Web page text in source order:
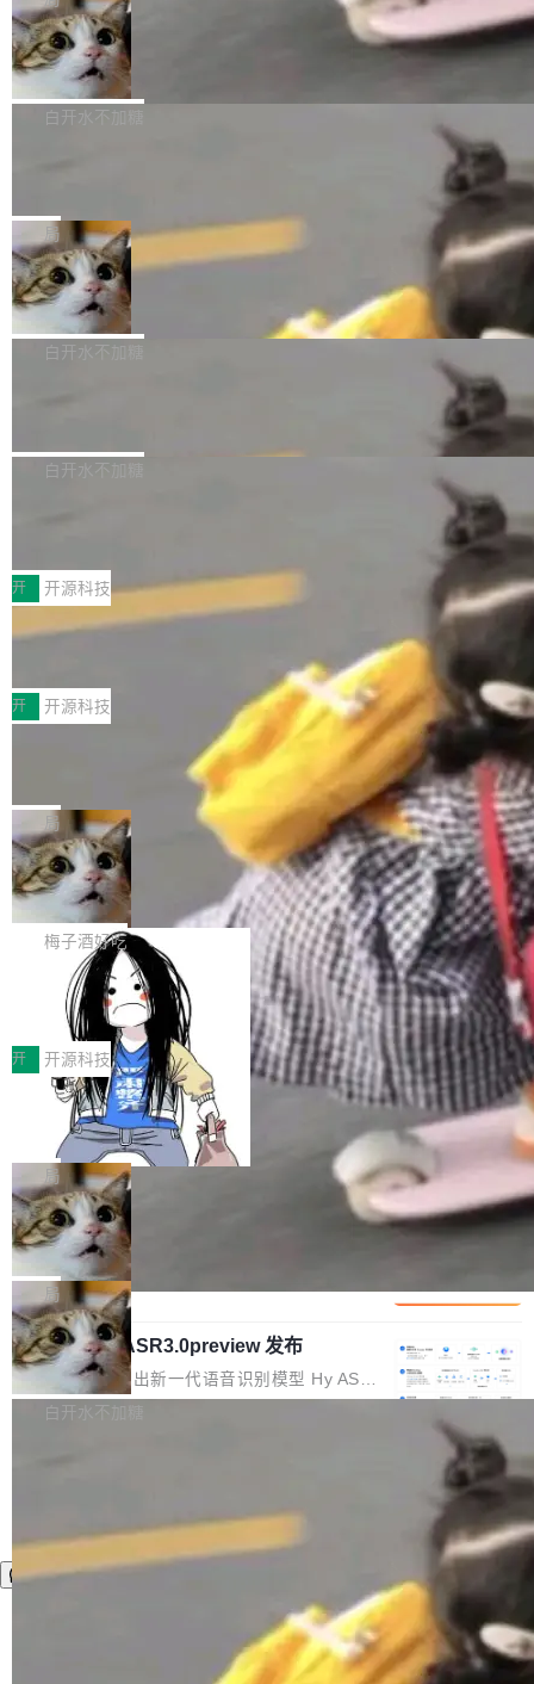
l 迁移或唤醒时，新宿主从 S3 恢复 SQLite 数据
库继续执行。存储库是持久化的唯一真相...
te 17 Pro、OPPO K15，要么是vivo X300 E这
样的次旗舰。 Galaxy Z Fold8 Ultra / Z Fold8 /
Z Flip8三款折叠屏新机均在7月22日发布，且全
部搭载骁龙8 Elite Gen5 for Galaxy，它们本该
本控制系统。目前处于 Early Access 阶段。 De
ltaDB 的核心思路直接写在 landing page 最显
眼的位置：「Software is made between com
mits」——软件是在 commit 之间写出来的。git
是把这段空隙补上。 回退到任何一次编辑：Delt
aDB 捕获 commit 之间的每一次操作，...
SpaceXAI 单季资本开支达 183 亿美元
根据风险投资人Tomer Tunguz 博客（VC 分
析）披露的最新分析与第二季度业绩报告，Spac
微软同期总资本开支的四成。 与亚马逊、Alpha
bet、微软以及 Meta 等传统科技巨头相比，Spa
ceXAI的资金消耗速度尤为引人瞩目。然而，支
撑庞大支出的资金来源却呈现出截然不同的面
貌。数据显示，微软和 Meta 主要依托充沛的经
白开水不加糖
一个在终端里运行的编程 agent；Muse Spark
1.2，驱动这个 agent 的新模型。一句话概括：
你可以用 curl -fsSL https://dev.meta.ai/install.
sh | bash 安装一个能在大项目里自动规划、写
代码、验证结果的 AI 终端工具。 据介绍，Muse
个主 agent 循环，外加一组后台 agent。这些后
局
美团开源 LoHoSearch，用知识图谱校
准 AI 能力认知
机器出题的前提，是让机器拥有全局视野。整个
构建流程可以分为四个环节：建图 → 控制难度
白开水不加糖
库，并将作为transport接入Mooncake TENT。
MPComm将作为一种传输引擎接入Mooncake T
ENT，实现零拷贝传输性能提升30%、非零拷贝
传输性能最高提升5倍。UCL-MPComm底层基
于自研UCL-Engine通信引擎，后续腾讯网平将
持续开源更多基于UCL-Engine的高性能通信组
件。 腾讯网平团队在UCL-MPComm中实现了一
个独立于业务线程的全局通信引擎（Engine），
白开水不加糖
型案例入选名单》，深信服“面向企业研发场景的
开源 AI 编程平台 CoStrict 应用”凭借卓越的技术
创新与落地成效成功入选。 全链路私有化部署，
助力企业AI研发安全落地 当前，越来越多企业已
经开始引入 AI Coding 工具，通过调用公有云模
型或企业内部部署模型提升研发效率。但随着 AI
Coding 从个人辅助工具逐步走向团队级、组织
级应用，企业在规模化落地过程中，对安全性、
可控性和代码质量提出了更高要求。 首先是数据
安全与合规要求。对于大多数普通研发场景，公
有云模型能够满足快速试用和效率提升的需求。
但对于金融、能源、医疗等对数据安全要求较...
开 开源科技
深信服AI算力网关入选工信部人工智能
前不久，工业和信息化部正式发布《2025年人工
智能应用典型案例名单》，集中展示人工智能在
各领域的应用成果，覆盖技术底座、行业赋能、
产品应用、支撑保障、专题等五大方向。深信服
AI算力网关（AI创新平台）成功入选！ 随着各行
各业的Agent走向规模化建设，算力构成形态逐
渐丰富，用户关注的重点也在发生变化：不只是
让AI用起来，还要进一步看清混合算力时代下，
Token花在哪里、算力是否被充分利用，以及持
续增长的AI成本该如何优化。 深信服AI算力网关
正是围绕这些实际问题，从Token治理和成本治
理两个方面，让用户的每一份算力都看得清、管
得住、用得稳、省得下、更安全！ 一、从现在开
始，Token使用一目...
开 开源科技
Jeff Dean 离开 Google：一个时代的结
束，一个实验室的开始
Google 员工编号 20。MapReduce 作者之一。
Bigtable 作者之一。TensorFlow 的作者之一。
Gemini 的架构师。Google 首席科学家。 Jeff D
ean 在 Google 工作了 27 年后，宣布离职。 他
不是一个人走。一同离开的还有 Sanjay Ghema
wat（Google 员工编号 23，Jeff Dean 二十多
年的编程搭档，MapReduce 和 Bigtable 的共同
作者）、Quoc Le（Google 大脑核心成员，Se
q2Seq 和 DocAI 的共同发明人）以及 Oriol Vin
yals（Gemini 联合负责人，AlphaSta...
局
🔥 SolonCode v2026.8.4 发布：界面
字体可调、22 种语言、记忆搜索增强
打开终端就能上岗的全中文编码智能体，这一轮
把「看得清、用母语、记得住」三件事一次补
齐。 SolonCode 是什么 SolonCode 是杭州无
耳科技研发的企业级终端编码智能体——一位全
中文驱动的数字员工，自主理解需求、规划步
骤、编写代码。不挑模型、不挑平台，curl 一行
装完即用。 开源地址：Gitee · GitCode · GitHu
b 安装 支持 Java 8+（8~26）、macOS / Linu
x / Windows / Harmony PC。 # macOS / Linu
x / Harmony PC curl -fsSL https://solon.noea
r.org/solon...
梅子酒好吃
让“代码语义理解”深度释放AI Coding
价值潜能：华为云码道（CodeArts）
代码仓技术解析
一、代码仓深度理解技术的作用与价值 在软件工
程实践中，代码仓是企业核心知识资产的主要载
体。企业级代码仓库通常包含数十万乃至数百万
个文件，其规模远超单次模型调用可承载的上下
文窗口。随着项目规模的持续扩张与代码历史的
不断累积，代码仓中的模块关系、接口契约、业
务逻辑等关键信息往往分散于数十乃至数百个文
件之中，形成高度复杂的知识关联网络。传统的
代码检索手段（如关键词匹配、目录遍历）仅能
在语法层面完成文本定位，难以触及代码的语义
内涵与结构关联，导致开发者使用代码智能体在
理解大规模代码仓时面临显著"代码仓理解"瓶
颈。 代码仓深度理解服务（以下简称" CodeBas
e深度理解服务"）是华为云码道（CodeA...
开 开源科技
一条“删库”命令跑 17 小时，算法工程
师删光 89TB 数据只为干私活
最高人民检察院8月4日公布了一起案件：北京一
名90后算法工程师王某，为了给自己接的私活腾
服务器空间，删光了公司AI游戏部门的全部核心
数据。 王某2024年1月入职东城区某科技公司AI
短剧部门，有互联网大厂背景。在公司内部架构
调整期间，部门三次通知全员将数据从A集群迁
移到B集群，王某都回复了"收到"。 他没有迁移
数据。2024年9月3日下午4点，他使用此前登录
的账号密码进入A集群，输入了一条被程序员圈
称为"删库跑路"的命令——最高管理员权限、无
局
Cloudflare 分享推理优化实践：KV ca
che 量化 + 权重压缩，吞吐量提升 4
1%，成本降 30%
Kimi 和 GLM 是当前最强的大模型系列之一，但
它们有一个共同的问题：太吃显存了。月之暗面
的 Kimi K 系列和智谱的 GLM 都是长上下文、M
oE 架构的大模型，好用到让人上瘾，但 GPU 显
存永远不够用。 Cloudflare 的 Workers AI 团队
一直在跑这些模型的推理。他们在官方博客上发
整性保护。效果是：吞吐量提升 41%，每 token
成本降低 30%，精度不变。 FP8 省的不仅是显
存 KV cache 是推理时最吃显...
局
腾讯混元 Hy ASR3.0preview 发布
腾讯混元正式推出新一代语音识别模型 Hy ASR
3.0preview。基于最新一代大语言模型 Hy3 的
让语音识别不再只是听清，而是真正听懂。通过
先理解你的语境和意图，再把准确的文字直接给
到你。从“逐字转写、单点优化”演进为“理解语
境、兼容场景、一键直出”。 Hy ASR 3.0 previe
w 不要求标准普通话，方言识别覆盖粤语、吴语
等 10 大方言片区和 20 余个二级小片区。在开
白开水不加糖